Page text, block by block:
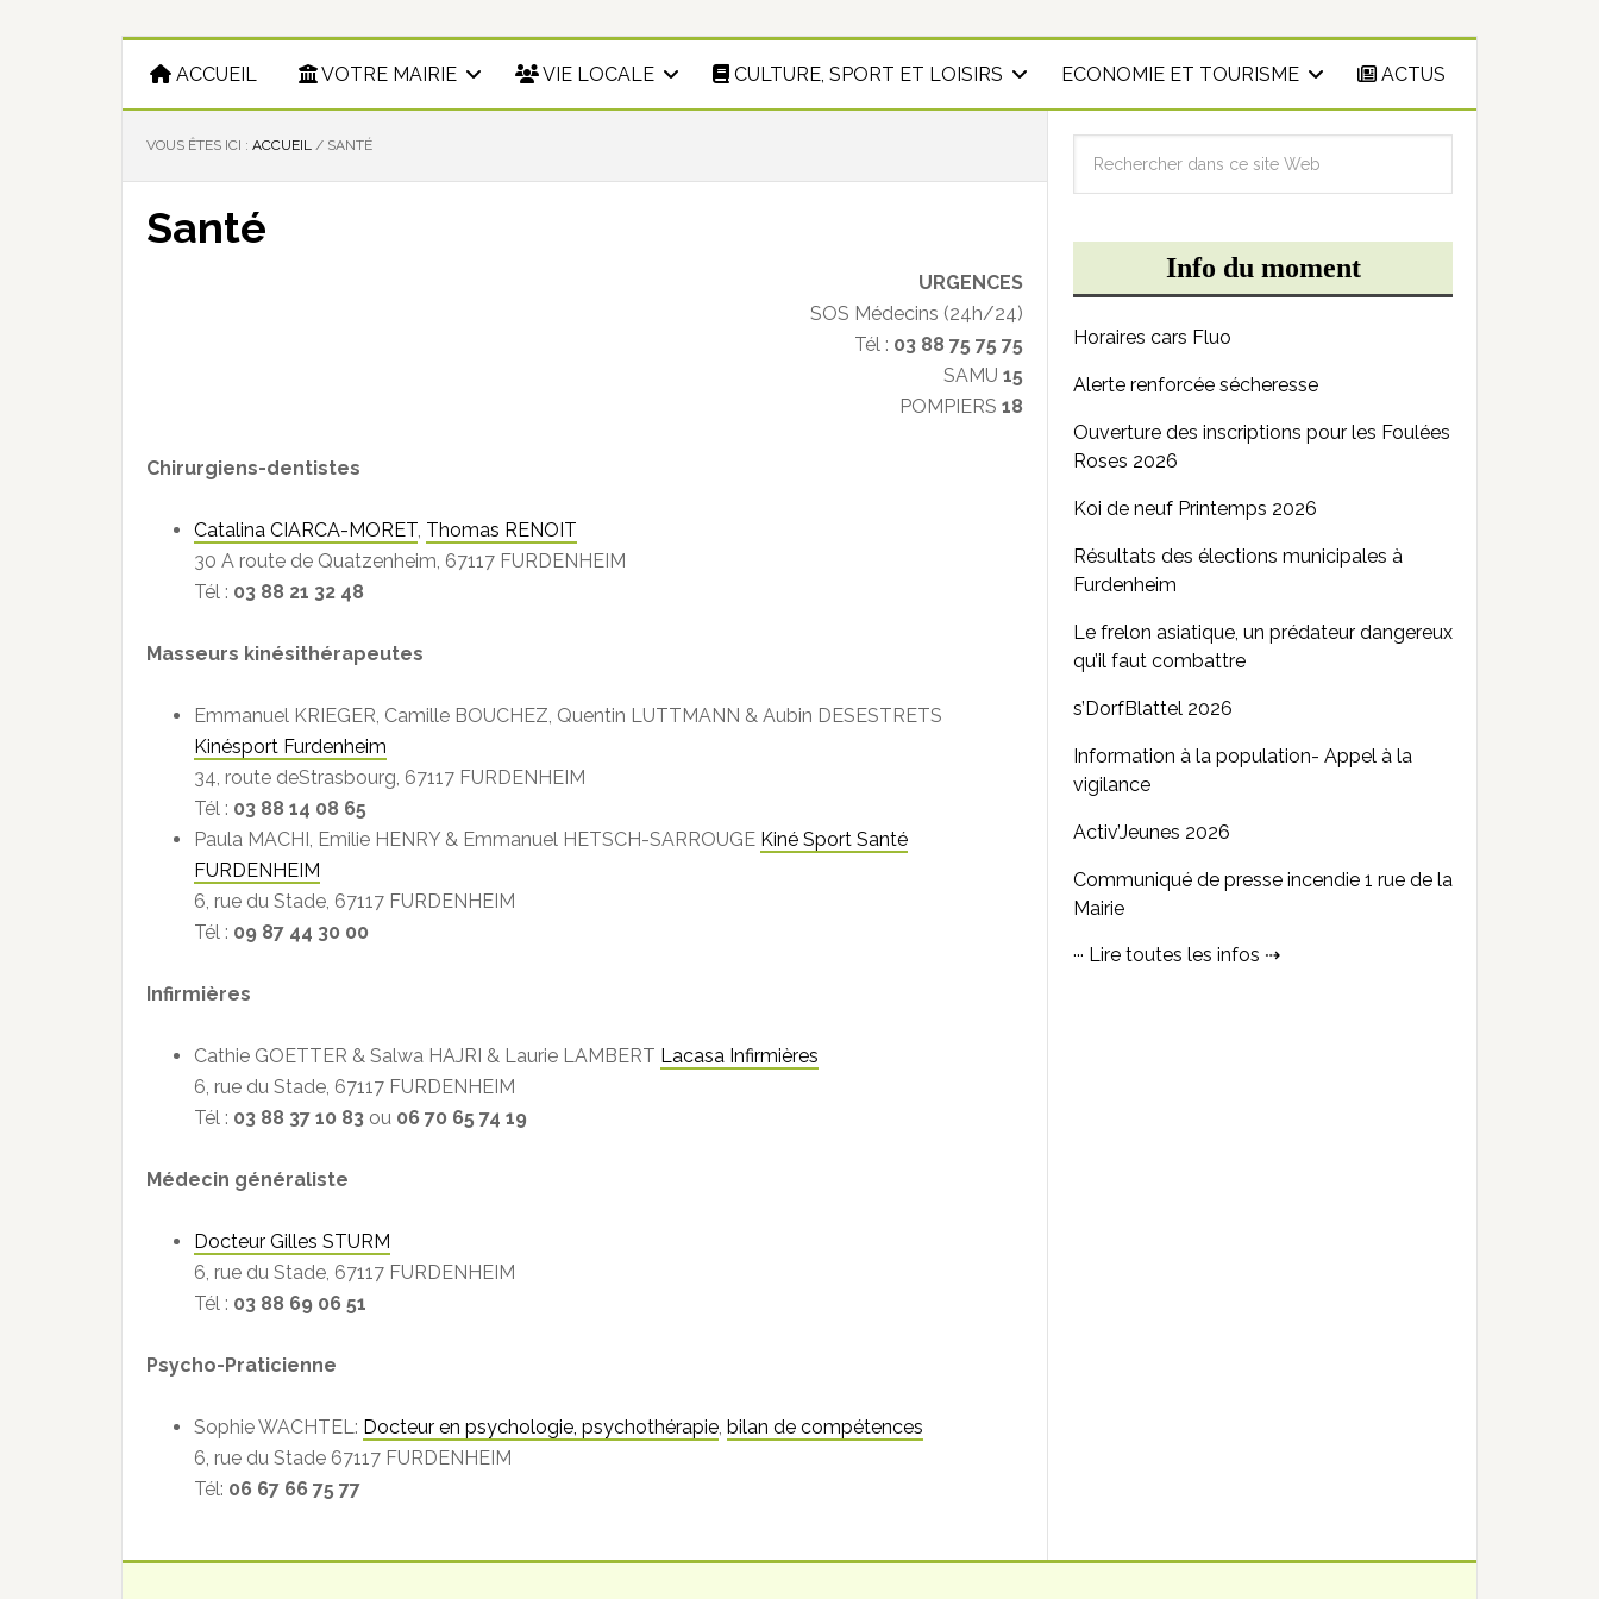
ACCUEIL VOTRE MAIRIE VIE LOCALE CULTURE, SPORT ET LOISIRS ECONOMIE ET TOURISME ACTUS
VOUS ÊTES ICI : ACCUEIL / SANTÉ
Santé
URGENCES
SOS Médecins (24h/24)
Tél : 03 88 75 75 75
SAMU 15
POMPIERS 18
Chirurgiens-dentistes
Catalina CIARCA-MORET, Thomas RENOIT
30 A route de Quatzenheim, 67117 FURDENHEIM
Tél : 03 88 21 32 48
Masseurs kinésithérapeutes
Emmanuel KRIEGER, Camille BOUCHEZ, Quentin LUTTMANN & Aubin DESESTRETS
Kinésport Furdenheim
34, route deStrasbourg, 67117 FURDENHEIM
Tél : 03 88 14 08 65
Paula MACHI, Emilie HENRY & Emmanuel HETSCH-SARROUGE Kiné Sport Santé
FURDENHEIM
6, rue du Stade, 67117 FURDENHEIM
Tél : 09 87 44 30 00
Infirmières
Cathie GOETTER & Salwa HAJRI & Laurie LAMBERT Lacasa Infirmières
6, rue du Stade, 67117 FURDENHEIM
Tél : 03 88 37 10 83 ou 06 70 65 74 19
Médecin généraliste
Docteur Gilles STURM
6, rue du Stade, 67117 FURDENHEIM
Tél : 03 88 69 06 51
Psycho-Praticienne
Sophie WACHTEL: Docteur en psychologie, psychothérapie, bilan de compétences
6, rue du Stade 67117 FURDENHEIM
Tél: 06 67 66 75 77
Info du moment
Horaires cars Fluo
Alerte renforcée sécheresse
Ouverture des inscriptions pour les Foulées
Roses 2026
Koi de neuf Printemps 2026
Résultats des élections municipales à
Furdenheim
Le frelon asiatique, un prédateur dangereux
qu’il faut combattre
s’DorfBlattel 2026
Information à la population- Appel à la
vigilance
Activ’Jeunes 2026
Communiqué de presse incendie 1 rue de la
Mairie
··· Lire toutes les infos ⇢